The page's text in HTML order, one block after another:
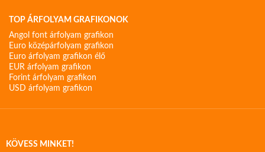
TOP ÁRFOLYAM GRAFIKONOK
Angol font árfolyam grafikon
Euro középárfolyam grafikon
Euro árfolyam grafikon élő
EUR árfolyam grafikon
Forint árfolyam grafikon
USD árfolyam grafikon
KÖVESS MINKET!